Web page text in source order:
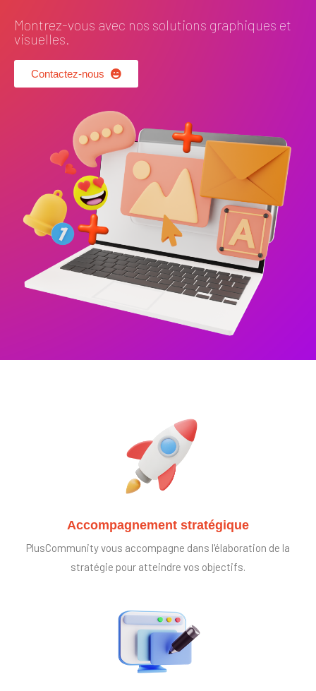
Montrez-vous avec nos solutions graphiques et
visuelles.
Contactez-nous
Accompagnement stratégique
PlusCommunity vous accompagne dans l'élaboration de la
stratégie pour atteindre vos objectifs.